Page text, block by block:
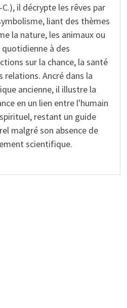
C.), il décrypte les rêves par
liant des thèmes
la nature, les animaux ou
quotidienne à des
sur la chance, la santé
relations. Ancré dans la
ancienne, il illustre la
en un lien entre l'humain
restant un guide
malgré son absence de
scientifique.